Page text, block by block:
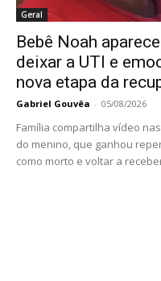
Geral
Bebê Noah
deixar a UTI e
nova etapa da
Gabriel Gouvêa - 05/08/2026
Família compartilha vídeo
do menino, que ganhou
como morto e voltar a